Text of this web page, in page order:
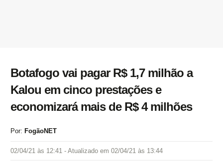
Botafogo vai pagar R$ 1,7 milhão a
Kalou em cinco prestações e
economizará mais de R$ 4 milhões
Por: FogãoNET
02/04/21 às 12:41 - Atualizado em 02/04/21 às 13:44